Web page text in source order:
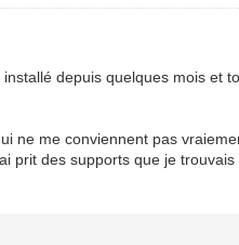
depuis quelques mois et
ne me conviennent pas
prit des supports que je